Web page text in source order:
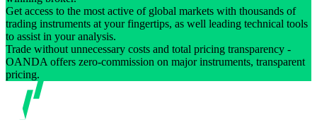
Get access to the most active of global markets with thousands of
trading instruments at your fingertips, as well leading technical tools
to assist in your analysis.
Trade without unnecessary costs and total pricing transparency -
OANDA offers zero-commission on major instruments, transparent
pricing.